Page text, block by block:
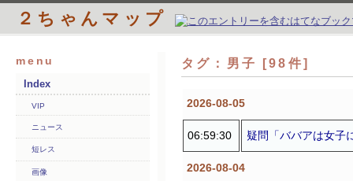
２ちゃんマップ
menu
Index
VIP
ニュース
短レス
画像
タグ：男子 [98件]
2026-08-05
06:59:30 疑問「ババアは女子
2026-08-04